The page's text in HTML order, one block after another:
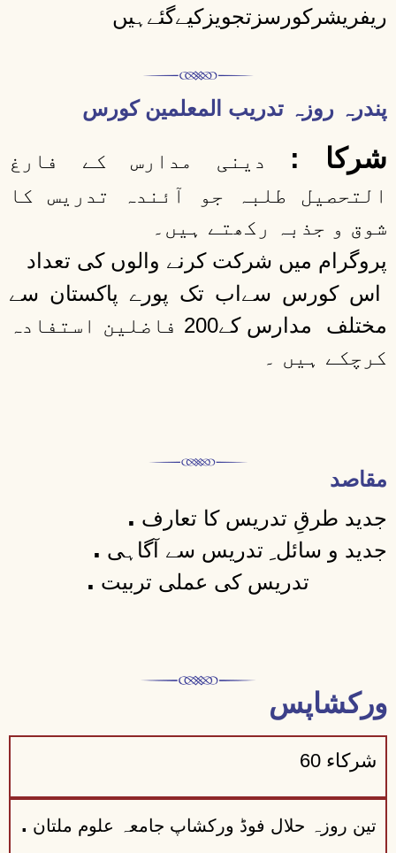
ریفریشرکورسزتجویزکیےگئےہیں
پندرہ روزہ تدریب المعلمین کورس
شرکا :
دینی مدارس کے فارغ
التحصیل طلبہ جو آئندہ تدریس کا
شوق و جذبہ رکھتے ہیں۔
پروگرام میں شرکت کرنے والوں کی تعداد
اس کورس سےاب تک پورے پاکستان سے
مختلف مدارس کے200 فاضلین استفادہ
کرچکے ہیں ۔
مقاصد
جدید طرقِ تدریس کا تعارف .
جدید و سائل ِ تدریس سے آگاہی .
تدریس کی عملی تربیت .
ورکشاپس
شرکاء 60
تین روزہ حلال فوڈ ورکشاپ جامعہ علوم ملتان .